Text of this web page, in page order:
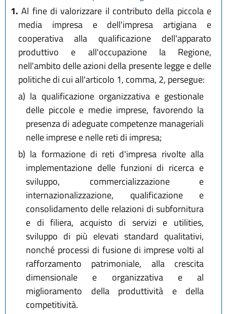
1. Al fine di valorizzare il contributo della piccola e
media impresa e dell'impresa artigiana e
cooperativa alla qualificazione dell'apparato
produttivo e all'occupazione la Regione,
nell'ambito delle azioni della presente legge e delle
politiche di cui all'articolo 1, comma, 2, persegue:
a) la qualificazione organizzativa e gestionale
delle piccole e medie imprese, favorendo la
presenza di adeguate competenze manageriali
nelle imprese e nelle reti di impresa;
b) la formazione di reti d'impresa rivolte alla
implementazione delle funzioni di ricerca e
sviluppo, commercializzazione e
internazionalizzazione, qualificazione e
consolidamento delle relazioni di subfornitura
e di filiera, acquisto di servizi e utilities,
sviluppo di più elevati standard qualitativi,
nonché processi di fusione di imprese volti al
rafforzamento patrimoniale, alla crescita
dimensionale e organizzativa e al
miglioramento della produttività e della
competitività.